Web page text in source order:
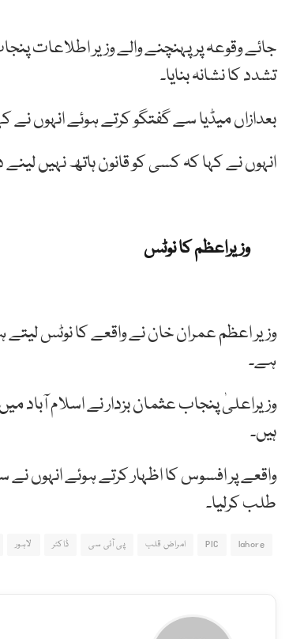
جائے وقوعہ پر پہنچنے والے وزیر اطلاعات
تشدد کا نشانہ بنایا۔
بعدازاں میڈیا سے گفتگو کرتے ہوئے انہوں
انہوں نے کہا کہ کسی کو قانون ہاتھ نہیں
وزیراعظم کا نوٹس
وزیر اعظم عمران خان نے واقعے کا نوٹس
ہے۔
وزیراعلیٰ پنجاب عثمان بزدار نے اسلام آباد
ہیں۔
واقعے پر افسوس کا اظہار کرتے ہوئے انہوں
طلب کرلیا۔
lahore
PIC امراض قلب پی آئی سی ڈاکٹر لاہور